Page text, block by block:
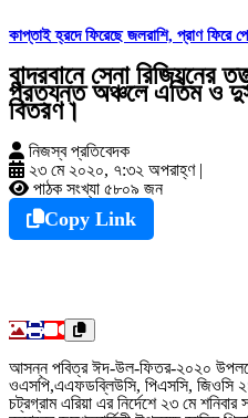
কাপ্তাই হ্রদে ফিরেছে জলরাশি, প্রাণ ফিরে
বান্দরবানে সেনা রিজিয়নের
প্রত্যন্ত অঞ্চলে এতিম ও
বিতরণ।
নিজস্ব প্রতিবেদক
২৩ মে ২০২০, ৭:৩২ অপরাহ্ণ |
পাঠক সংখ্যা ৫৮০৯ জন
Copy Link
আসন্ন পবিত্র ঈদ-উল-ফিতর-২০২০
ওএসপি,এএফডব্লিউসি, পিএসসি, জিওসি
চট্রগ্রাম এরিয়া এর নির্দেশে ২৩ মে